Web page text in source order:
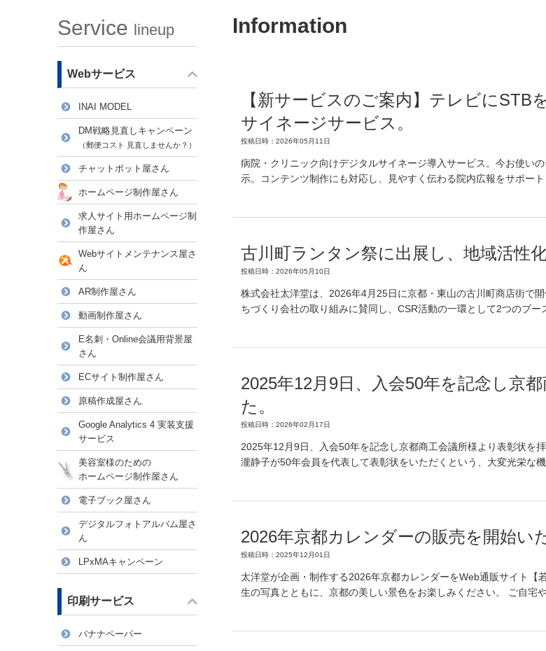
Information
【新サービスのご案内】テレビに
サイネージサービス。
投稿日時：2026年05月11日
病院・クリニック向けデジタルサイネージ導入サービス。今お使い
示。コンテンツ制作にも対応し、見やすく伝わる院内広報をサポー
古川町ランタン祭に出展し、地域活性
投稿日時：2026年05月10日
株式会社太洋堂は、2026年4月25日に京都・東山の古川町商店街で
ちづくり会社の取り組みに賛同し、CSR活動の一環として2つのブー
2025年12月9日、入会50年を記念し京
た。
投稿日時：2026年02月17日
2025年12月9日、入会50年を記念し京都商工会議所様より表彰状を
瀧静子が50年会員を代表して表彰状をいただくという、大変光栄な
2026年京都カレンダーの販売を開始い
投稿日時：2025年12月01日
太洋堂が企画・制作する2026年京都カレンダーをWeb通販サイト
生の写真とともに、京都の美しい景色をお楽しみください。 ご自宅
Service lineup
Webサービス
INAI MODEL
DM戦略見直しキャンペーン
（郵便コスト 見直しませんか？）
チャットボット屋さん
ホームページ制作屋さん
求人サイト用ホームページ制
作屋さん
Webサイトメンテナンス屋さ
ん
AR制作屋さん
動画制作屋さん
E名刺・Online会議用背景屋
さん
ECサイト制作屋さん
原稿作成屋さん
Google Analytics 4 実装支援
サービス
美容室様のための
ホームページ制作屋さん
電子ブック屋さん
デジタルフォトアルバム屋さ
ん
LPxMAキャンペーン
印刷サービス
バナナペーパー